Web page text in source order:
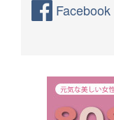
Facebook